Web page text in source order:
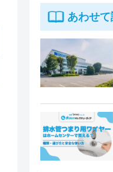
あわせ